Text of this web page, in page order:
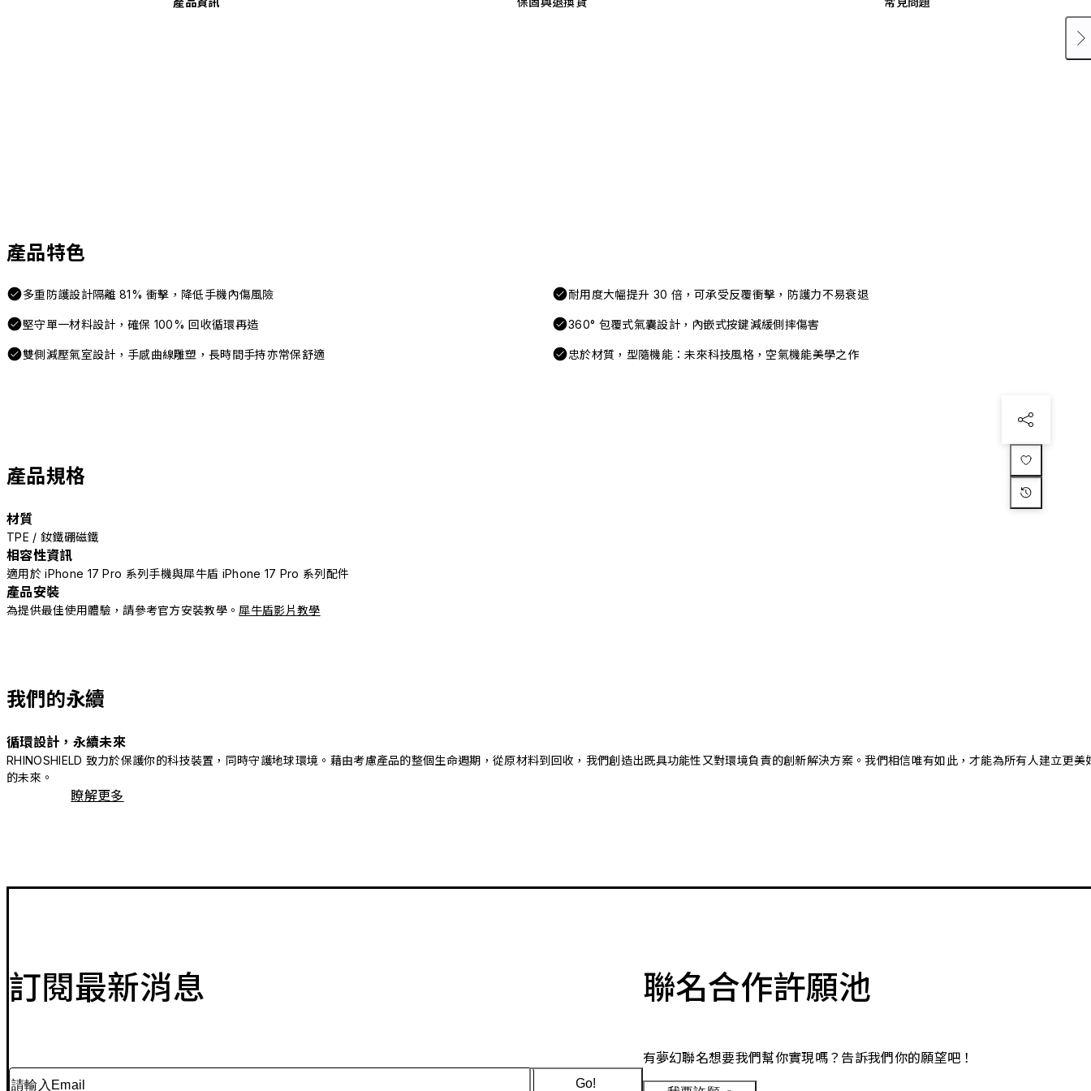
產品特色
多重防護設計隔離 81% 衝擊，降低手機內傷風險 耐用度大幅提升 30 倍，可承受反覆衝擊，防護力不易衰退
堅守單一材料設計，確保 100% 回收循環再造 360° 包覆式氣囊設計，內嵌式按鍵減緩側摔傷害
雙側減壓氣室設計，手感曲線雕塑，長時間手持亦常保舒適 忠於材質，型隨機能：未來科技風格，空氣機能美學之作
產品規格
材質
TPE / 釹鐵硼磁鐵
相容性資訊
適用於 iPhone 17 Pro 系列手機與犀牛盾 iPhone 17 Pro 系列配件
產品安裝
為提供最佳使用體驗，請參考官方安裝教學。 犀牛盾影片教學
我們的永續
循環設計，永續未來
RHINOSHIELD 致力於保護你的科技裝置，同時守護地球環境。藉由考慮產品的整個生命週期，從原材料到回收，我們創造出既具功能性又對環境負責的創新解決方案。我們相信唯有如此，才能為所有人建立更美
的未來。
瞭解更多
訂閱最新消息
請輸入Email Go!
聯名合作許願池
有夢幻聯名想要我們幫你實現嗎？告訴我們你的願望吧！